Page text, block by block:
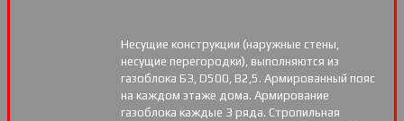
Несущие конструкции (наружные стены,
несущие перегородки), выполняются из
газоблока Б3, D500, В2,5. Армированный пояс
на каждом этаже дома. Армирование
газоблока каждые 3 ряда. Стропильная